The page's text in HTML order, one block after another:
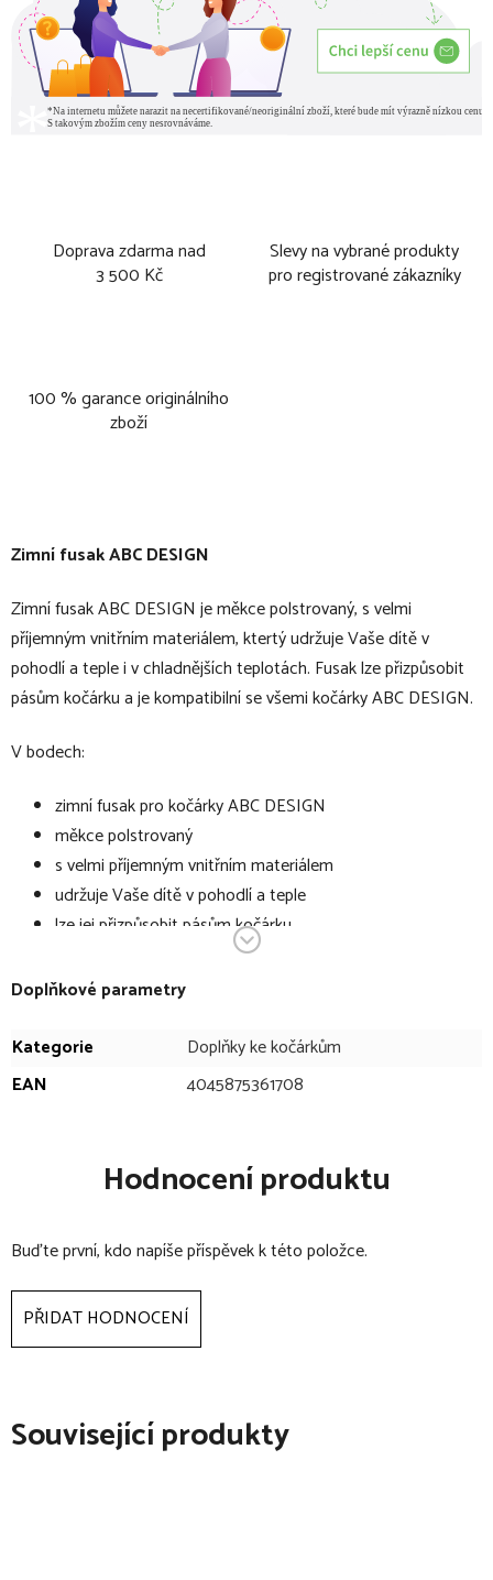
Doprava zdarma nad
3 500 Kč
Slevy na vybrané produkty
pro registrované zákazníky
100 % garance originálního
zboží
Zimní fusak ABC DESIGN
Zimní fusak ABC DESIGN je měkce polstrovaný, s velmi
příjemným vnitřním materiálem, ktertý udržuje Vaše dítě v
pohodlí a teple i v chladnějších teplotách. Fusak lze přizpůsobit
pásům kočárku a je kompatibilní se všemi kočárky ABC DESIGN.
V bodech:
zimní fusak pro kočárky ABC DESIGN
měkce polstrovaný
s velmi příjemným vnitřním materiálem
udržuje Vaše dítě v pohodlí a teple
lze jej přizpůsobit pásům kočárku
rozměry (D x Š x V): 95,5 x 48,0 cm
celková hmotnost: 0,8 kg
Prosíme, berte na vědomí, že barvy zobrazené na monitoru se
mohou od skutečných barev mírně lišit. Zároveň si výrobce
vyhrazujeme právo provést malé změny v designu a modelech.
Doplňkové parametry
Kategorie
Doplňky ke kočárkům
EAN
4045875361708
Hodnocení produktu
Buďte první, kdo napíše příspěvek k této položce.
PŘIDAT HODNOCENÍ
Související produkty